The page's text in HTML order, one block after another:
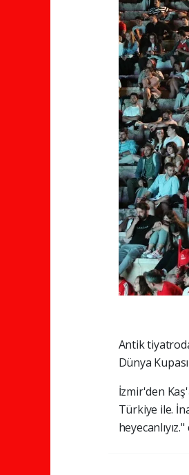
Antik
Dünya
İzmir'den
Türkiye ile.